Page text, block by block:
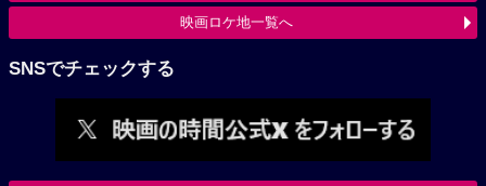
映画ロケ地一覧へ
SNSでチェックする